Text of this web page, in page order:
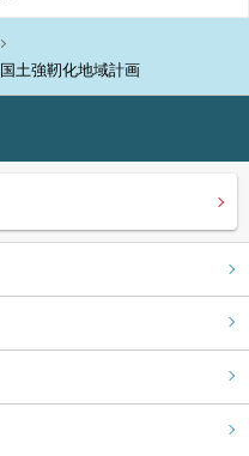
国土強靭化地域計画